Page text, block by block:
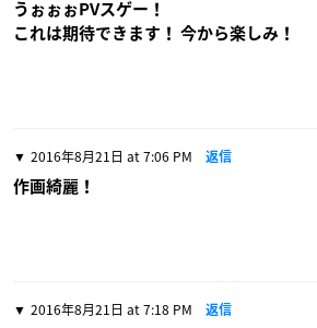
うぉぉぉPVスゲー！
これは期待できます！ 今から楽しみ！
2016年8月21日 at 7:06 PM 返信
作画綺麗！
2016年8月21日 at 7:18 PM 返信